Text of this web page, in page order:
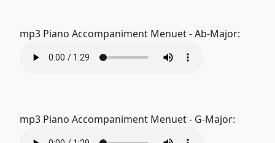
mp3 Piano Accompaniment Menuet - Ab-Major:
mp3 Piano Accompaniment Menuet - G-Major: